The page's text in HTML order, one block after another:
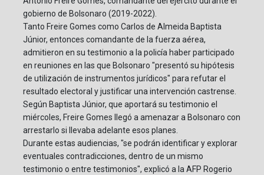
gobierno de Bolsonaro (2019-2022).
Tanto Freire Gomes como Carlos de Almeida Baptista
Júnior, entonces comandante de la fuerza aérea,
admitieron en su testimonio a la policía haber participado
en reuniones en las que Bolsonaro "presentó su hipótesis
de utilización de instrumentos jurídicos" para refutar el
resultado electoral y justificar una intervención castrense.
Según Baptista Júnior, que aportará su testimonio el
miércoles, Freire Gomes llegó a amenazar a Bolsonaro con
arrestarlo si llevaba adelante esos planes.
Durante estas audiencias, "se podrán identificar y explorar
eventuales contradicciones, dentro de un mismo
testimonio o entre testimonios", explicó a la AFP Rogerio